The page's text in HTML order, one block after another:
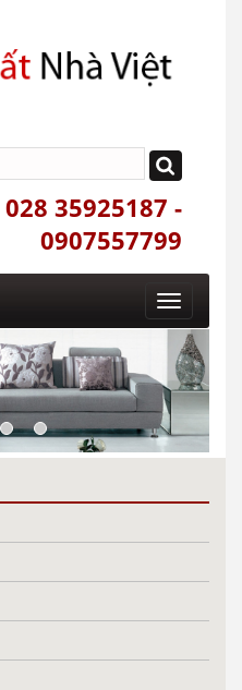
028 35925187 -
0907557799
Toggle